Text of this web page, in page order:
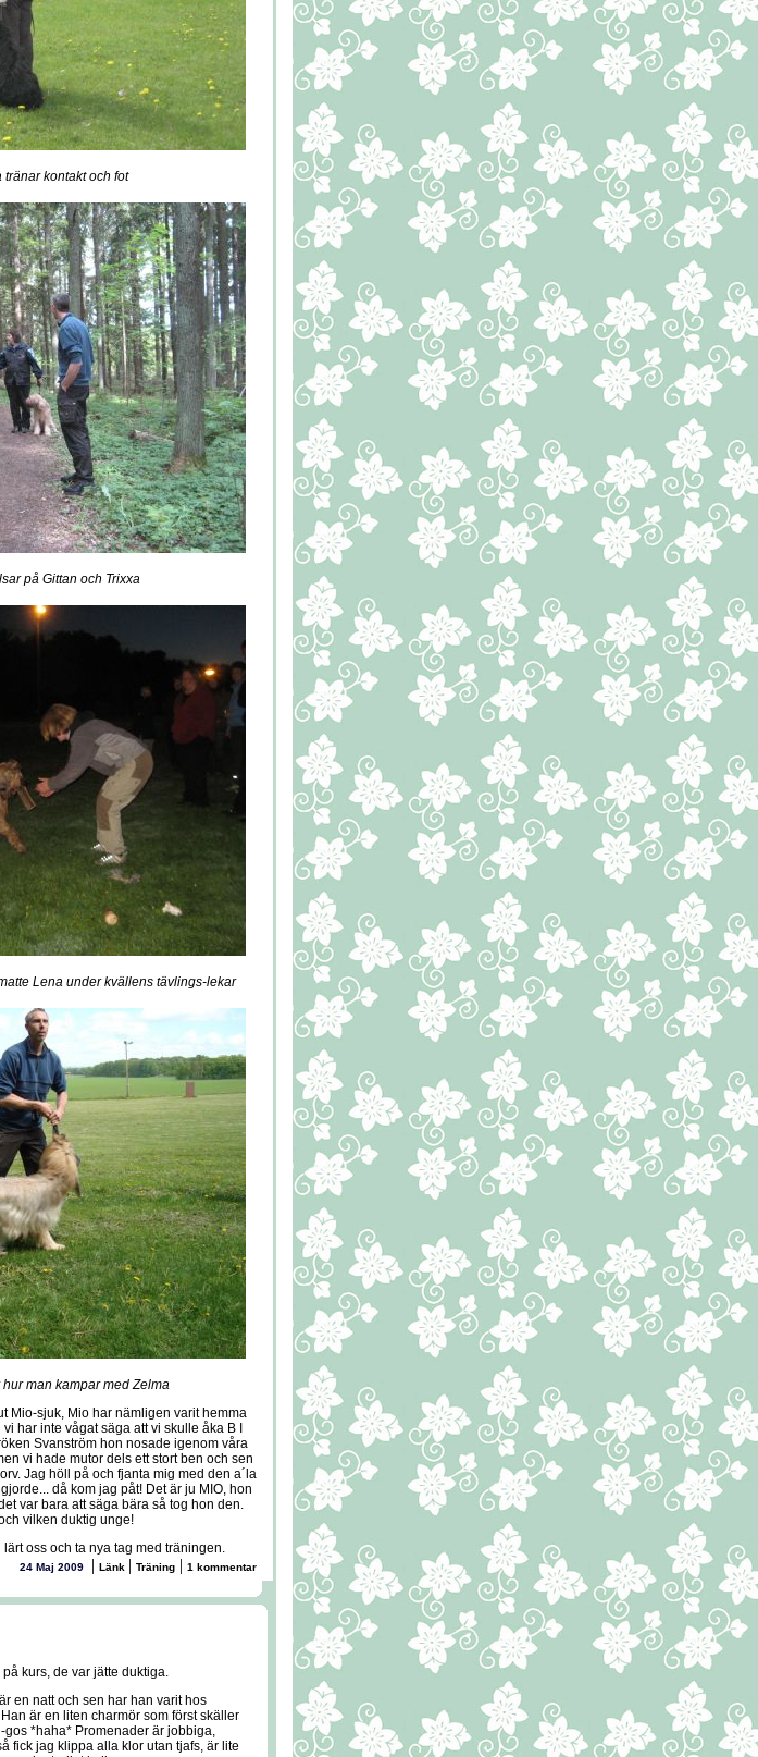
tränar kontakt och fot
på Gittan och Trixxa
Lena under kvällens tävlings-lekar
man kampar med Zelma
Mio-sjuk, Mio har nämligen varit hemma
har inte vågat säga att vi skulle åka B I
Svanström hon nosade igenom våra
vi hade mutor dels ett stort ben och sen
Jag höll på och fjanta mig med den a´la
då kom jag påt! Det är ju MIO, hon
var bara att säga bära så tog hon den.
vilken duktig unge!
oss och ta nya tag med träningen.
24 Maj 2009 | Länk | Träning| 1 kommentar
kurs, de var jätte duktiga.
en natt och sen har han varit hos
är en liten charmör som först skäller
*haha* Promenader är jobbiga,
fick jag klippa alla klor utan tjafs, är lite